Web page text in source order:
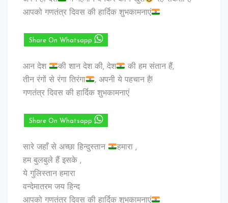
आपको गणतंत्र दिवस की हार्दिक शुभकामनाएं
Share On Whatsapp
आन देश की शान देश की, देश
की हम संतान हैं,
तीन रंगों से रंगा तिरंगा
, अपनी ये पहचान है!
गणतंत्र दिवस की हार्दिक शुभकामनाएं
Share On Whatsapp
सारे जहाँ से अच्छा हिन्दुस्तान
हमारा ,
हम बुलबुले हैं इसके ,
ये गुलिस्तान हमारा
वन्देमातरम जय हिन्द
आपको गणतंत्र दिवस की हार्दिक शुभकामनाएं